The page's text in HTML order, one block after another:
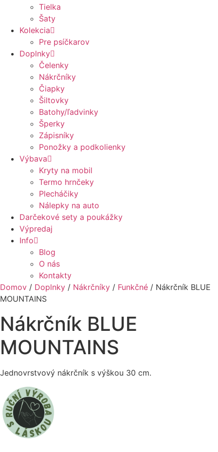
Tielka
Šaty
Kolekcia
Pre psíčkarov
Doplnky
Čelenky
Nákrčníky
Čiapky
Šiltovky
Batohy/ľadvinky
Šperky
Zápisníky
Ponožky a podkolienky
Výbava
Kryty na mobil
Termo hrnčeky
Plecháčiky
Nálepky na auto
Darčekové sety a poukážky
Výpredaj
Info
Blog
O nás
Kontakty
Domov / Doplnky / Nákrčníky / Funkčné / Nákrčník BLUE
MOUNTAINS
Nákrčník BLUE
MOUNTAINS
Jednovrstvový nákrčník s výškou 30 cm.